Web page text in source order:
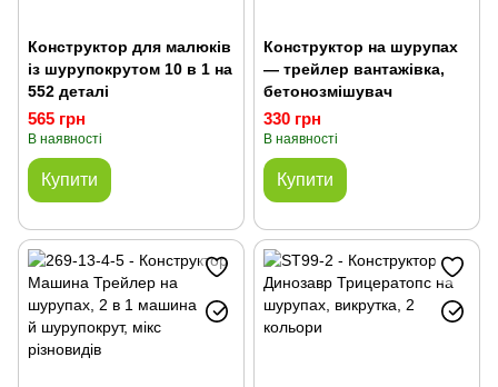
Конструктор для малюків
із шурупокрутом 10 в 1 на
552 деталі
565 грн
В наявності
Купити
Конструктор на шурупах
— трейлер вантажівка,
бетонозмішувач
330 грн
В наявності
Купити